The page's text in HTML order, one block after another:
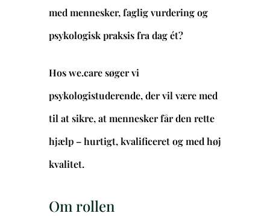
med mennesker, faglig vurdering og
psykologisk praksis fra dag ét?
Hos we.care søger vi
psykologistuderende, der vil være med
til at sikre, at mennesker får den rette
hjælp – hurtigt, kvalificeret og med høj
kvalitet.
Om rollen